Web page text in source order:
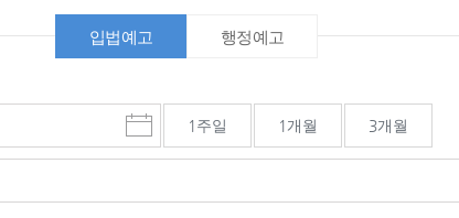
입법예고 행정예고
종
료
1주일 1개월 3개월